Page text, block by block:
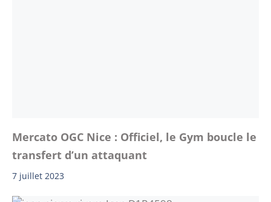
Mercato OGC Nice : Officiel, le Gym boucle le
transfert d’un attaquant
7 juillet 2023